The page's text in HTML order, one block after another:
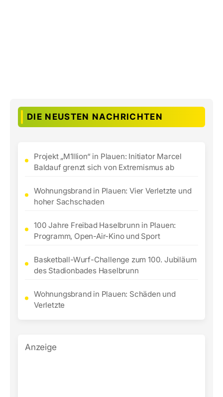
DIE NEUSTEN NACHRICHTEN
Projekt „M1llion“ in Plauen: Initiator Marcel
Baldauf grenzt sich von Extremismus ab
Wohnungsbrand in Plauen: Vier Verletzte und
hoher Sachschaden
100 Jahre Freibad Haselbrunn in Plauen:
Programm, Open-Air-Kino und Sport
Basketball-Wurf-Challenge zum 100. Jubiläum
des Stadionbades Haselbrunn
Wohnungsbrand in Plauen: Schäden und
Verletzte
Anzeige